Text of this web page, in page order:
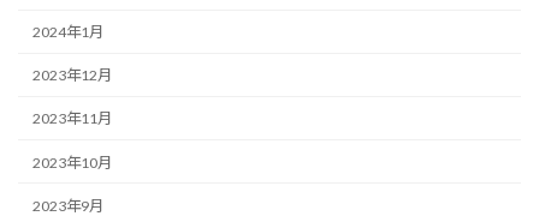
2024年1月
2023年12月
2023年11月
2023年10月
2023年9月